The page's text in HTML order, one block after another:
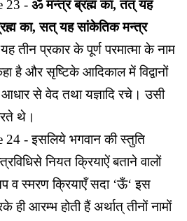
23 - ॐ मन्त्र ब्रह्म का, तत् यह
का, सत् यह सांकेतिक मन्त्र
तीन प्रकार के पूर्ण परमात्मा के नाम
है और सृष्टिके आदिकाल में विद्वानों
से वेद तथा यज्ञादि रचे। उसी
थे।
24 - इसलिये भगवान की स्तुति
नियत क्रियाऐं बताने वालों
व स्मरण क्रियाएँ सदा ‘ऊँ‘ इस
ही आरम्भ होती हैं अर्थात् तीनों नामों